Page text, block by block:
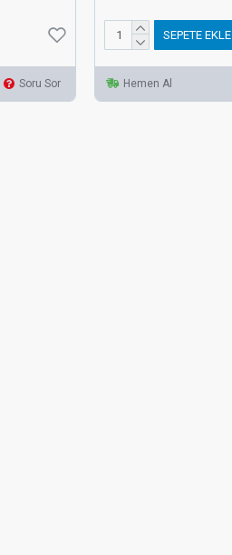
Soru Sor
SEPETE EKLE
Hemen Al